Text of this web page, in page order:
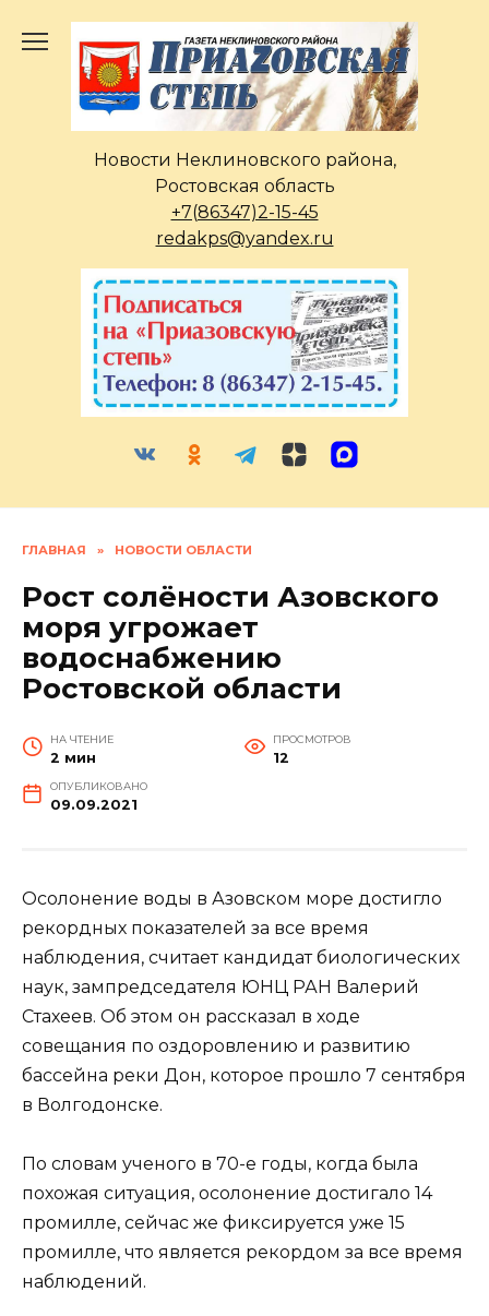
содержанию
Новости Неклиновского района,
Ростовская область
+7(86347)2-15-45
redakps@yandex.ru
ГЛАВНАЯ » НОВОСТИ ОБЛАСТИ
Рост солёности Азовского
моря угрожает
водоснабжению
Ростовской области
НА ЧТЕНИЕ
2 мин
ПРОСМОТРОВ
12
ОПУБЛИКОВАНО
09.09.2021
Осолонение воды в Азовском море достигло
рекордных показателей за все время
наблюдения, считает кандидат биологических
наук, зампредседателя ЮНЦ РАН Валерий
Стахеев. Об этом он рассказал в ходе
совещания по оздоровлению и развитию
бассейна реки Дон, которое прошло 7 сентября
в Волгодонске.
По словам ученого в 70-е годы, когда была
похожая ситуация, осолонение достигало 14
промилле, сейчас же фиксируется уже 15
промилле, что является рекордом за все время
наблюдений.